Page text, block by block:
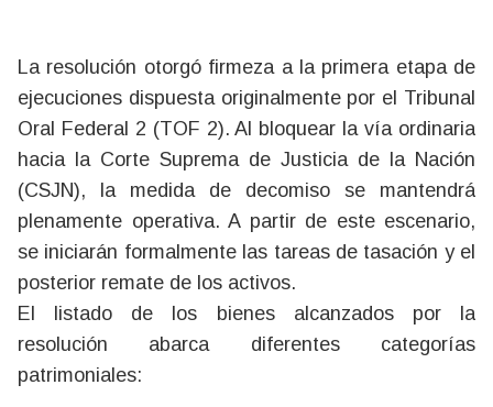
La resolución otorgó firmeza a la primera etapa de
ejecuciones dispuesta originalmente por el Tribunal
Oral Federal 2 (TOF 2). Al bloquear la vía ordinaria
hacia la Corte Suprema de Justicia de la Nación
(CSJN), la medida de decomiso se mantendrá
plenamente operativa. A partir de este escenario,
se iniciarán formalmente las tareas de tasación y el
posterior remate de los activos.
El listado de los bienes alcanzados por la
resolución abarca diferentes categorías
patrimoniales: